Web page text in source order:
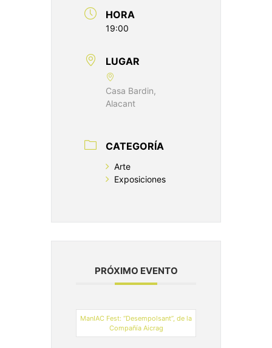
HORA
19:00
LUGAR
Casa Bardin,
Alacant
CATEGORÍA
Arte
Exposiciones
PRÓXIMO EVENTO
ManIAC Fest: “Desempolsant”, de la
Compañía Aicrag